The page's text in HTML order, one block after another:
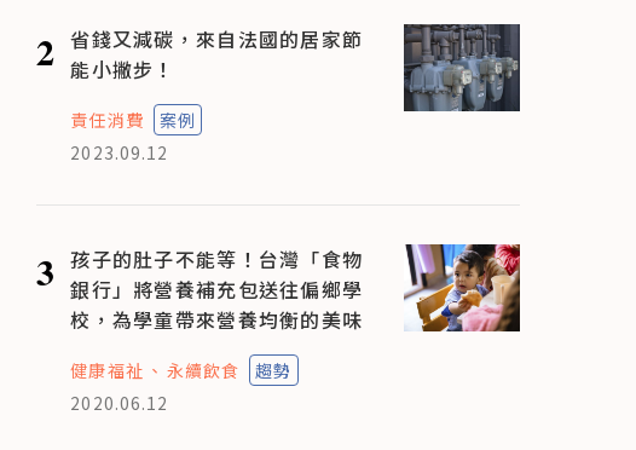
2 省錢又減碳，來自法國的居家節
能小撇步！
責任消費
案例
2023.09.12
3 孩子的肚子不能等！台灣「食物
銀行」將營養補充包送往偏鄉學
校，為學童帶來營養均衡的美味
健康福祉 永續飲食
趨勢
2020.06.12